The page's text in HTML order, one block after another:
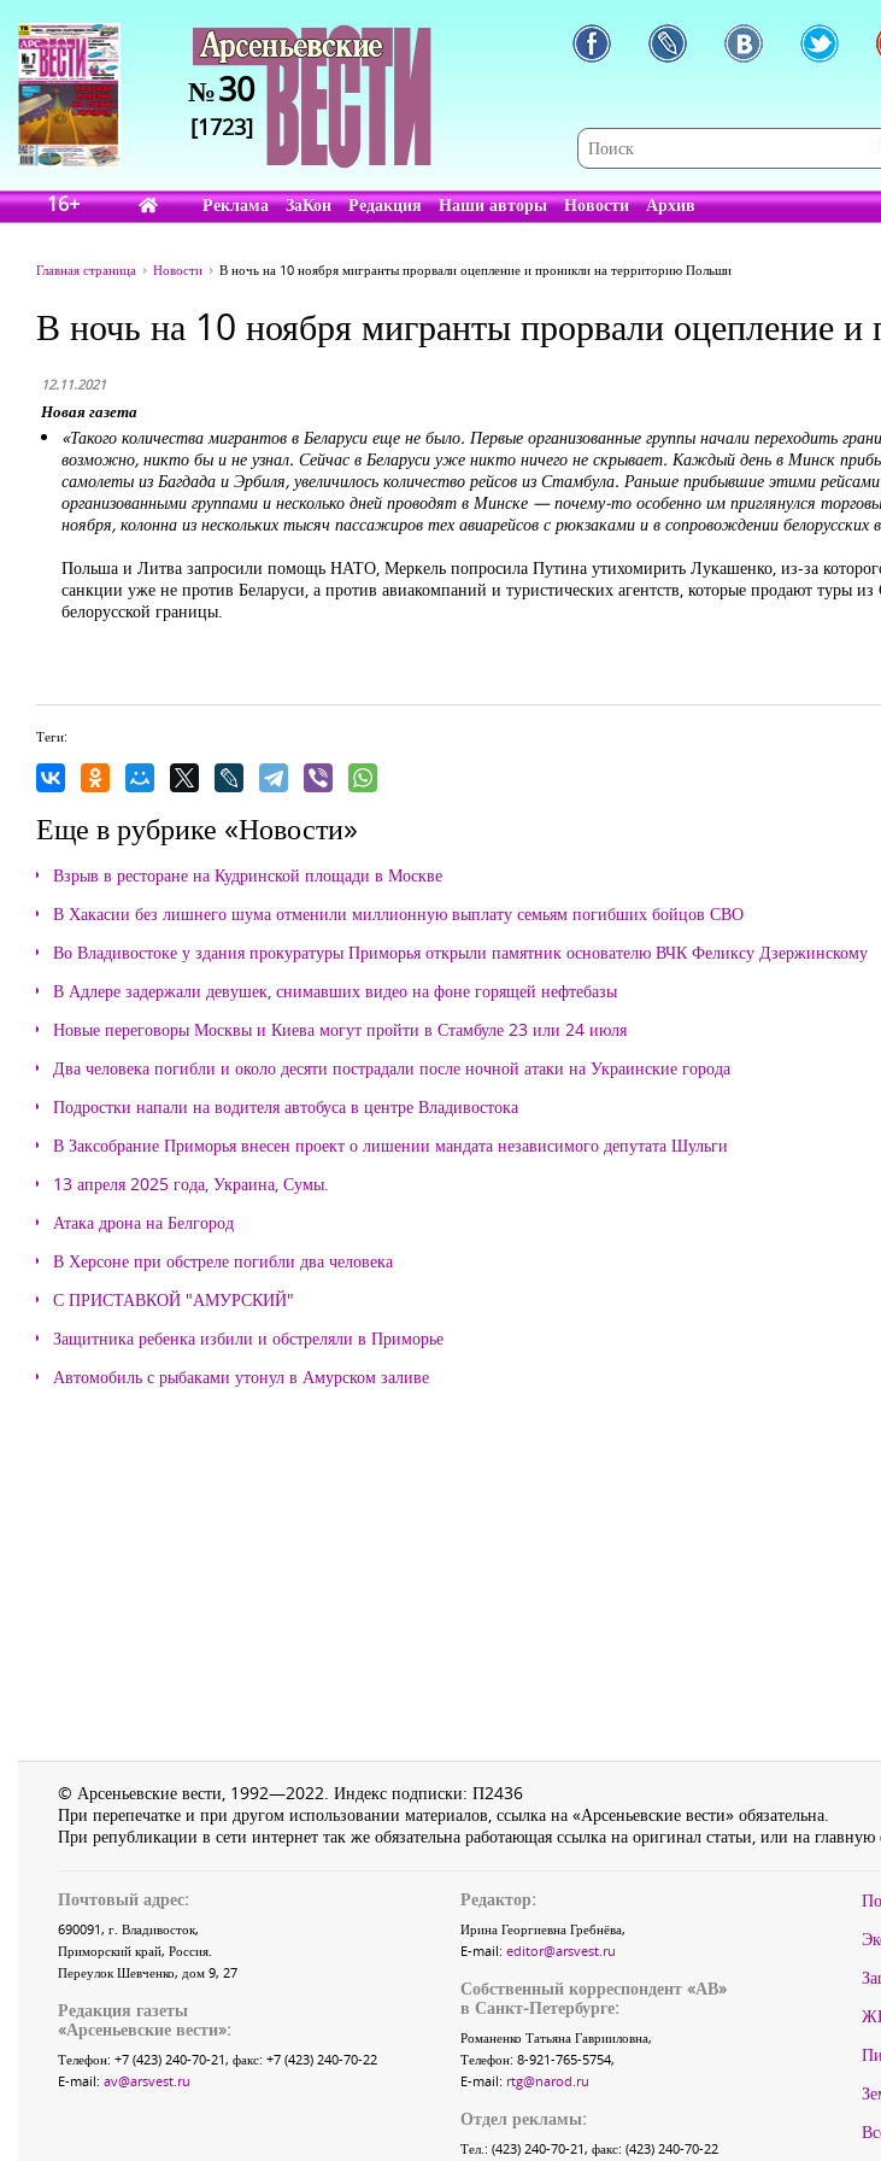
№30
[1723]
16+ Реклама ЗаКон Редакция Наши авторы Новости Архив
Главная страница Новости В ночь на 10 ноября мигранты прорвали оцепление и проникли на территорию Польши
В ночь на 10 ноября мигранты прорвали оцепление
12.11.2021
Новая газета
«Такого количества мигрантов в Беларуси еще не было. Первые организованные группы начали переходить
возможно, никто бы и не узнал. Сейчас в Беларуси уже никто ничего не скрывает. Каждый день в Минск
самолеты из Багдада и Эрбиля, увеличилось количество рейсов из Стамбула. Раньше прибывшие этими
организованными группами и несколько дней проводят в Минске — почему-то особенно им приглянулся
ноября, колонна из нескольких тысяч пассажиров тех авиарейсов с рюкзаками и в сопровождении белорусских
Польша и Литва запросили помощь НАТО, Меркель попросила Путина утихомирить Лукашенко, из-за
санкции уже не против Беларуси, а против авиакомпаний и туристических агентств, которые продают туры
белорусской границы.
Теги:
Еще в рубрике «Новости»
Взрыв в ресторане на Кудринской площади в Москве
В Хакасии без лишнего шума отменили миллионную выплату семьям погибших бойцов СВО
Во Владивостоке у здания прокуратуры Приморья открыли памятник основателю ВЧК Феликсу Дзержинскому
В Адлере задержали девушек, снимавших видео на фоне горящей нефтебазы
Новые переговоры Москвы и Киева могут пройти в Стамбуле 23 или 24 июля
Два человека погибли и около десяти пострадали после ночной атаки на Украинские города
Подростки напали на водителя автобуса в центре Владивостока
В Заксобрание Приморья внесен проект о лишении мандата независимого депутата Шульги
13 апреля 2025 года, Украина, Сумы.
Атака дрона на Белгород
В Херсоне при обстреле погибли два человека
С ПРИСТАВКОЙ "АМУРСКИЙ"
Защитника ребенка избили и обстреляли в Приморье
Автомобиль с рыбаками утонул в Амурском заливе
© Арсеньевские вести, 1992—2022. Индекс подписки: П2436
При перепечатке и при другом использовании материалов, ссылка на «Арсеньевские вести» обязательна.
При републикации в сети интернет так же обязательна работающая ссылка на оригинал статьи, или на главную
Почтовый адрес:
690091, г. Владивосток,
Приморский край, Россия.
Переулок Шевченко, дом 9, 27
Редакция газеты
«Арсеньевские вести»:
Телефон: +7 (423) 240-70-21, факс: +7 (423) 240-70-22
E-mail: av@arsvest.ru
Редактор:
Ирина Георгиевна Гребнёва,
E-mail: editor@arsvest.ru
Собственный корреспондент «АВ»
в Санкт-Петербурге:
Романенко Татьяна Гаврииловна,
Телефон: 8-921-765-5754,
E-mail: rtg@narod.ru
Отдел рекламы:
Тел.: (423) 240-70-21, факс: (423) 240-70-22